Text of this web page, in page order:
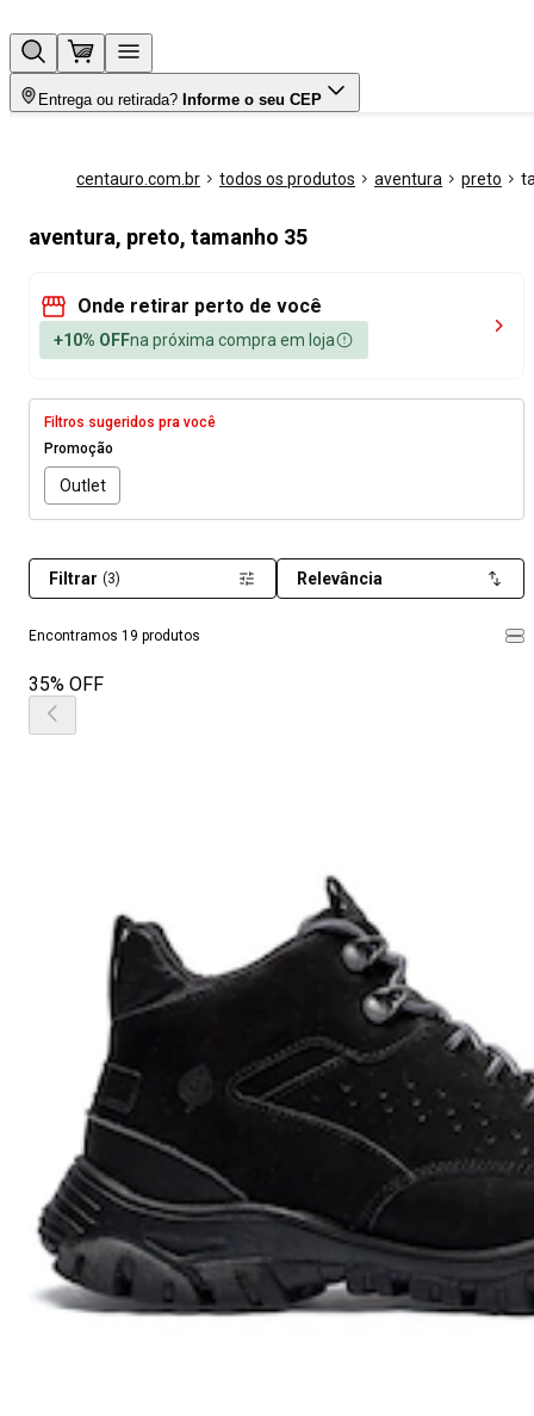
Entrega ou retirada? Informe o seu CEP
centauro.com.br todos os produtos aventura preto
aventura, preto, tamanho 35
Onde retirar perto de você
+10% OFFna próxima compra em loja
Filtros sugeridos pra você
Promoção
Outlet
Encontramos 19 produtos
Filtrar (3) Relevância
35% OFF